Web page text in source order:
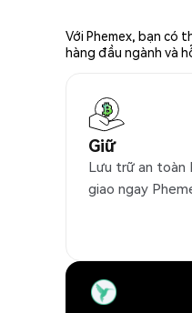
Với Phemex, bạn có
hàng đầu ngành và
Giữ
Lưu trữ an toàn
giao ngay